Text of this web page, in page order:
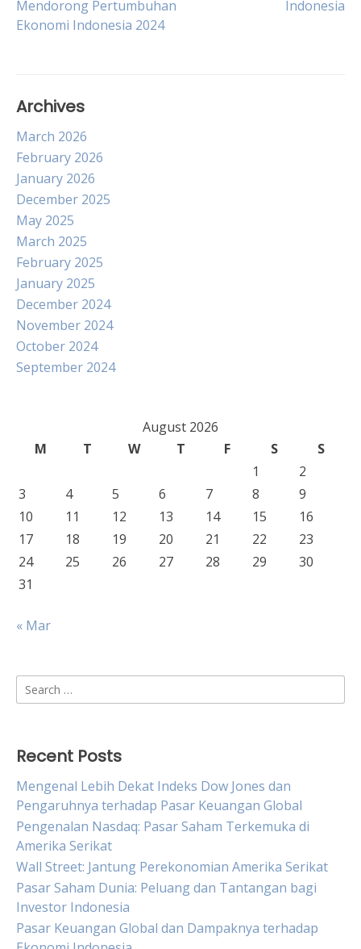
navigation
Mendorong Pertumbuhan
Ekonomi Indonesia 2024
Indonesia
Archives
March 2026
February 2026
January 2026
December 2025
May 2025
March 2025
February 2025
January 2025
December 2024
November 2024
October 2024
September 2024
August 2026
M
T W T F S
S
1
2
3
4 5 6 7 8
9
10
11 12 13 14 15
16
17
18 19 20 21 22
23
24
25 26 27 28 29
30
31
« Mar
Search
for:
Recent Posts
Mengenal Lebih Dekat Indeks Dow Jones dan
Pengaruhnya terhadap Pasar Keuangan Global
Pengenalan Nasdaq: Pasar Saham Terkemuka di
Amerika Serikat
Wall Street: Jantung Perekonomian Amerika Serikat
Pasar Saham Dunia: Peluang dan Tantangan bagi
Investor Indonesia
Pasar Keuangan Global dan Dampaknya terhadap